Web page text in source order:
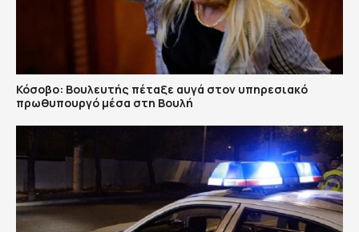
Κόσοβο: Βουλευτής πέταξε αυγά στον υπηρεσιακό
πρωθυπουργό μέσα στη Βουλή